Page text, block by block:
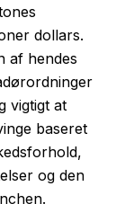
dollars.
af hendes
vigtigt at
baseret
og den